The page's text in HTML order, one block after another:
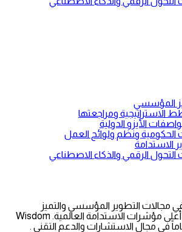
المؤسسي
الاستراتيجية ومراجعتها
الأيزو الدولية
الحكومية ونظم ولوائح العمل
الاستدامة
الرقمي والذكاء الاصطناعي
مجالات التطوير المؤسسي والتميز
والمساعدة في تحقيق أعلى مؤشرات الاستدامة العالمية. Wisdom